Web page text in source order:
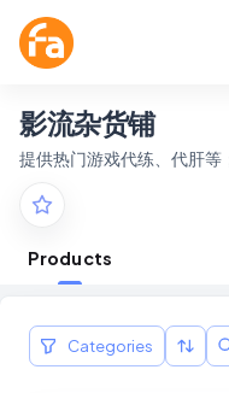
影流杂货铺
提供热门游戏代练、代肝
Products
Categories